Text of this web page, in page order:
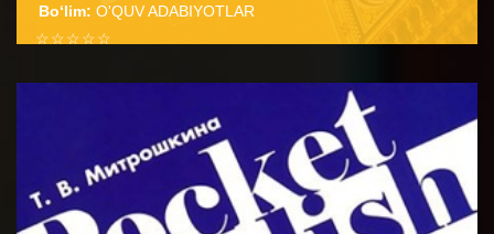
Bo‘lim: O'QUV ADABIYOTLAR
☆
☆
☆
☆
☆
Справочник содержит подробные сведения о
способах словообразования английских имен
существительных прилагательных глаго...